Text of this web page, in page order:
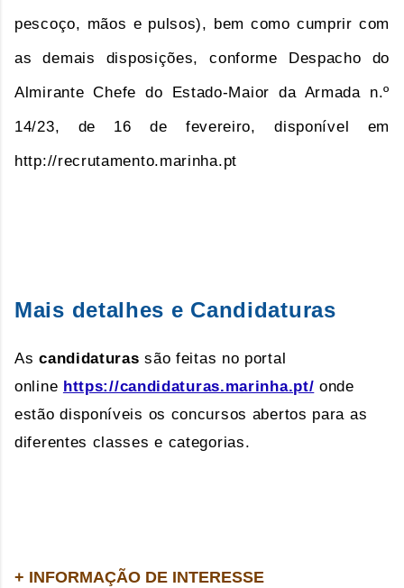
pescoço, mãos e pulsos), bem como cumprir com
as demais disposições, conforme Despacho do
Almirante Chefe do Estado-Maior da Armada n.º
14/23, de 16 de fevereiro, disponível em
http://recrutamento.marinha.pt
Mais detalhes e Candidaturas
Ascandidaturas são feitas no portal
online https://candidaturas.marinha.pt/ onde
estão disponíveis os concursos abertos para as
diferentes classes e categorias.
+ INFORMAÇÃO DE INTERESSE